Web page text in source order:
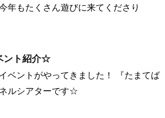
年もたくさん遊びに来てくださり
ント紹介☆
ベントがやってきました！ 『たまてば
ルシアターです☆